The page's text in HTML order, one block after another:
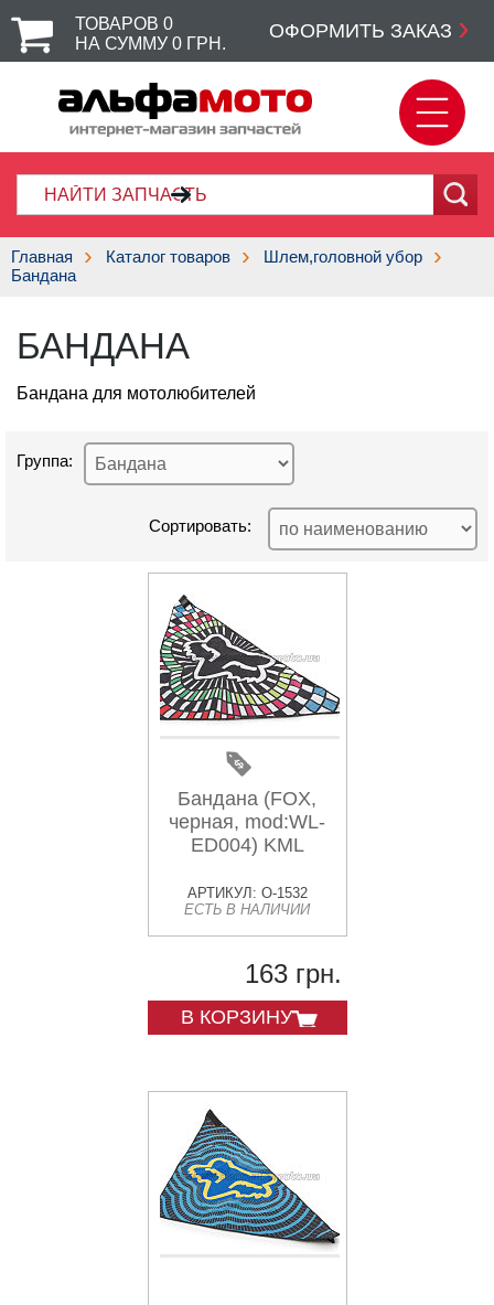
ТОВАРОВ 0
НА СУММУ 0 ГРН.
ОФОРМИТЬ ЗАКАЗ
Главная Каталог товаров
Шлем,головной убор
Бандана
БАНДАНА
Бандана для мотолюбителей
Группа:
Сортировать:
Бандана (FOX,
черная, mod:WL-
ED004) KML
АРТИКУЛ: O-1532
ЕСТЬ В НАЛИЧИИ
163 грн.
В КОРЗИНУ